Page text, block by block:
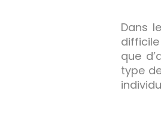
Dans
que
type